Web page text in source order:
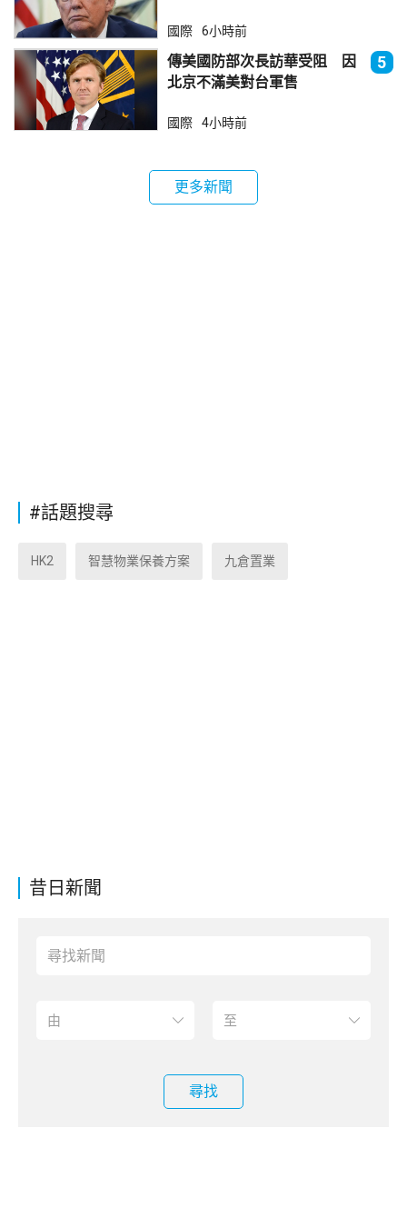
昔日新聞
尋找
國際 6小時前
傳美國防部次長訪華受阻 因
北京不滿美對台軍售
5
國際 4小時前
更多新聞
#話題搜尋
HK2 智慧物業保養方案 九倉置業